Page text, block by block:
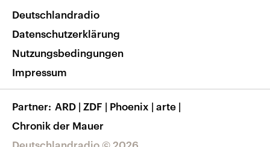
Nachrichten App
Frequenzen
Veranstaltungen
Musikliste
RSS
Barrierefreiheit
Deutschlandradio © 2026
Deutschlandradio
Datenschutzerklärung
Nutzungsbedingungen
Impressum
Partner ARD | ZDF | Phoenix | arte |
Chronik der Mauer